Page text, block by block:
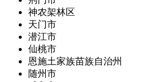
神农架林区
天门市
潜江市
仙桃市
恩施土家族苗族自治州
随州市